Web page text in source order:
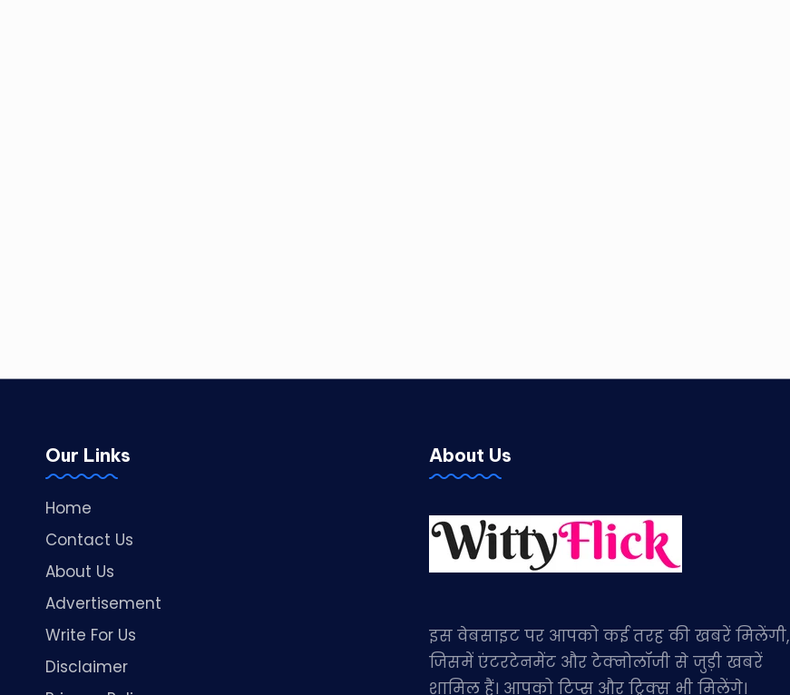
Our Links
Home
Contact Us
About Us
Advertisement
Write For Us
Disclaimer
About Us
इस वेबसाइट पर आपको कई तरह की खबरें मिलेंगी,
जिसमें एंटरटेनमेंट और टेक्नोलॉजी से जुड़ी खबरें
शामिल हैं। आपको टिप्स और ट्रिक्स भी मिलेंगे।